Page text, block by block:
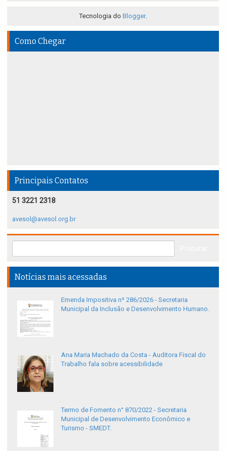
Tecnologia do Blogger.
Como Chegar
Principais Contatos
51 3221 2318
avesol@avesol.org.br
Notícias mais acessadas
Emenda Impositiva nº 286/2026 - Secretaria
Municipal da Inclusão e Desenvolvimento Humano.
Ana Maria Machado da Costa - Auditora Fiscal do
Trabalho fala sobre acessibilidade
Termo de Fomento n° 870/2022 - Secretaria
Municipal de Desenvolvimento Econômico e
Turismo - SMEDT.